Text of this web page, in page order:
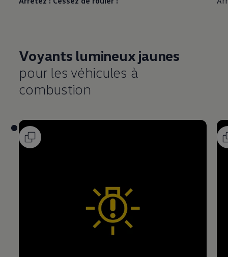
Voyants lumineux jaunes
pour les véhicules à
combustion